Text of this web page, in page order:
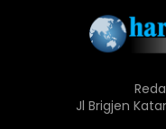
Jl Brigjen